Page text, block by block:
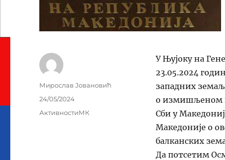
У Њујоку на
23.05.2024
западних
о измишљеном
Сби у
Македоније о
балканских
Да потсетим
Author
Мирослав Јовановић
Posted
24/05/2024
Categories
АктивностиМК